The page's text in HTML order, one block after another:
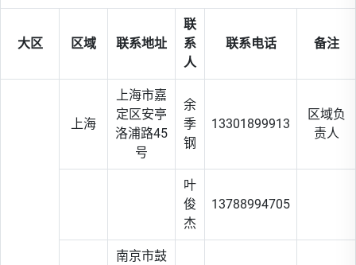
大区 区域 联系地址
联
系
人
联系电话 备注
上海
上海市嘉
定区安亭
洛浦路45
号
余
季
钢
13301899913
区域负
责人
叶
俊
杰
13788994705
南京市鼓